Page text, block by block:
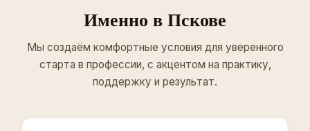
Именно в Пскове
Мы создаём комфортные условия для уверенного
старта в профессии, с акцентом на практику,
поддержку и результат.